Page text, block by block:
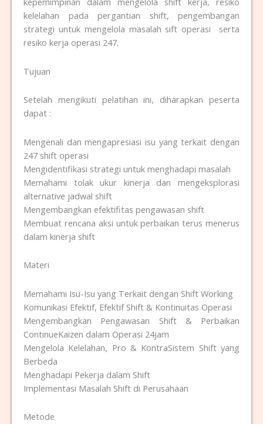
kelelahan pada pergantian shift, pengembangan
strategi untuk mengelola masalah sift operasi serta
resiko kerja operasi 247.
Tujuan
Setelah mengikuti pelatihan ini, diharapkan peserta
dapat :
Mengenali dan mengapresiasi isu yang terkait dengan
247 shift operasi
Mengidentifikasi strategi untuk menghadapi masalah
Memahami tolak ukur kinerja dan mengeksplorasi
alternative jadwal shift
Mengembangkan efektifitas pengawasan shift
Membuat rencana aksi untuk perbaikan terus menerus
dalam kinerja shift
Materi
Memahami Isu-Isu yang Terkait dengan Shift Working
Komunikasi Efektif, Efektif Shift & Kontinuitas Operasi
Mengembangkan Pengawasan Shift & Perbaikan
ContinueKaizen dalam Operasi 24jam
Mengelola Kelelahan, Pro & KontraSistem Shift yang
Berbeda
Menghadapi Pekerja dalam Shift
Implementasi Masalah Shift di Perusahaan
Metode